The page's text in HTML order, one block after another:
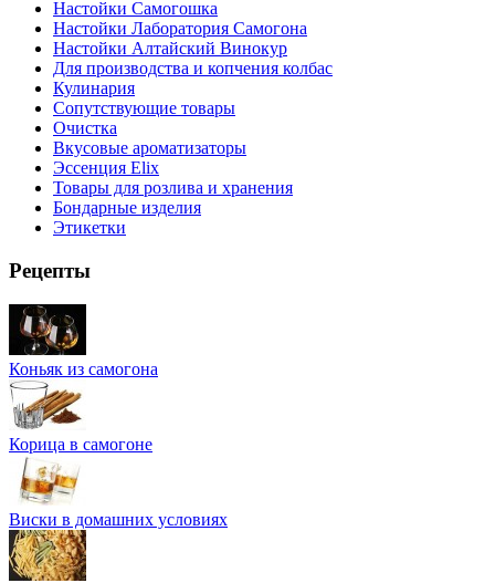
Настойки Самогошка
Настойки Лаборатория Самогона
Настойки Алтайский Винокур
Для производства и копчения колбас
Кулинария
Сопутствующие товары
Очистка
Вкусовые ароматизаторы
Эссенция Elix
Товары для розлива и хранения
Бондарные изделия
Этикетки
Рецепты
Коньяк из самогона
Корица в самогоне
Виски в домашних условиях